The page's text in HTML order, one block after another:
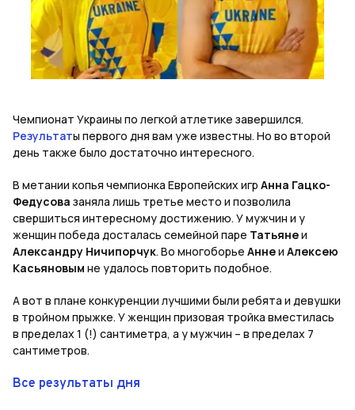
Чемпионат Украины по легкой атлетике завершился.
Результаты первого дня вам уже известны. Но во второй
день также было достаточно интересного.
В метании копья чемпионка Европейских игр Анна Гацко-
Федусова заняла лишь третье место и позволила
свершиться интересному достижению. У мужчин и у
женщин победа досталась семейной паре Татьянеи
Александру Ничипорчук. Во многоборье Аннеи Алексею
Касьяновым не удалось повторить подобное.
А вот в плане конкуренции лучшими были ребята и девушки
в тройном прыжке. У женщин призовая тройка вместилась
в пределах 1 (!) сантиметра, а у мужчин – в пределах 7
сантиметров.
Все результаты дня